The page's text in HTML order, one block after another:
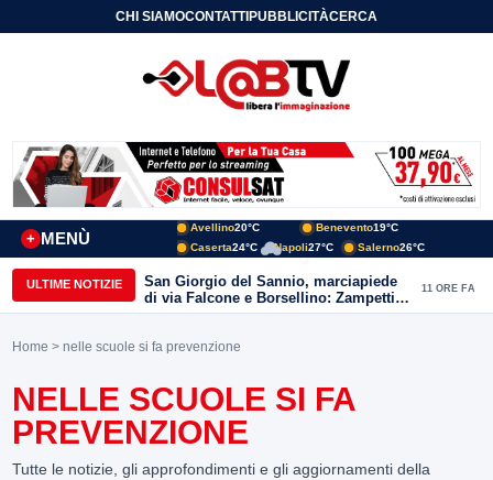
CHI SIAMOCONTATTIPUBBLICITÀCERCA
MENÙ
+
Avellino20°C Benevento19°C
Caserta24°C Napoli27°C Salerno26°C
ULTIME NOTIZIE
San Giorgio del Sannio, marciapiede
di via Falcone e Borsellino: Zampetti e
Lombardi replicano alle polemiche
11 ORE FA
Home > nelle scuole si fa prevenzione
NELLE SCUOLE SI FA
PREVENZIONE
Tutte le notizie, gli approfondimenti e gli aggiornamenti della